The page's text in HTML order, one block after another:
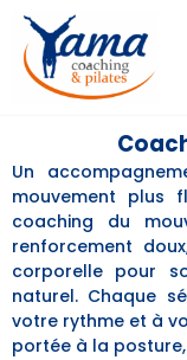
Un
mouvement plus
coaching du
renforcement
corporelle pour
naturel. Chaque
votre rythme et à
portée à la